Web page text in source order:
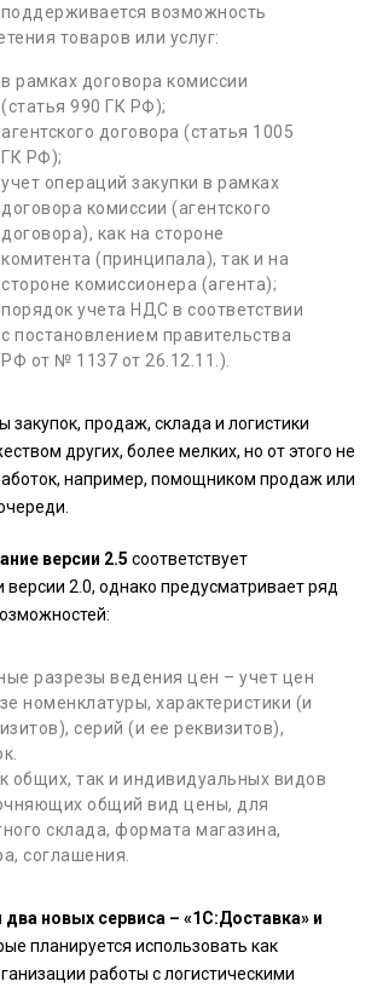
возможность
товаров или услуг:
в рамках договора комиссии
(статья 990 ГК РФ);
агентского договора (статья 1005
ГК РФ);
учет операций закупки в рамках
договора комиссии (агентского
договора), как на стороне
комитента (принципала), так и на
стороне комиссионера (агента);
порядок учета НДС в соответствии
с постановлением правительства
РФ от № 1137 от 26.12.11.).
закупок, продаж, склада и логистики
других, более мелких, но от этого не
например, помощником продаж или
версии 2.5 соответствует
2.0, однако предусматривает ряд
разрезы ведения цен – учет цен
номенклатуры, характеристики (и
серий (и ее реквизитов),
общих, так и индивидуальных видов
общий вид цены, для
склада, формата магазина,
соглашения.
новых сервиса – «1С:Доставка» и
планируется использовать как
работы с логистическими